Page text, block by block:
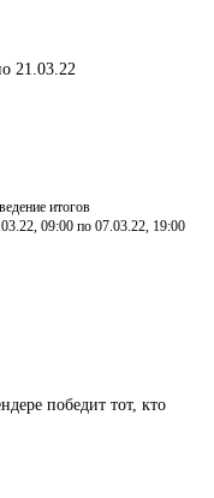
21.03.22
итогов
09:00 по 07.03.22, 19:00
победит тот, кто